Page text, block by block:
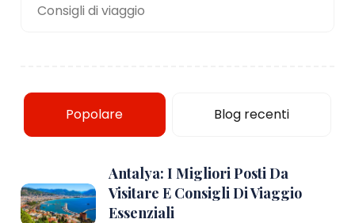
Consigli di viaggio
Popolare Blog recenti
Antalya: I Migliori Posti Da
Visitare E Consigli Di Viaggio
Essenziali